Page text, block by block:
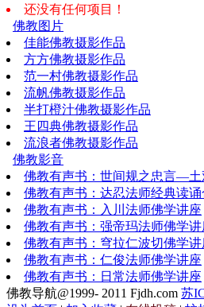
还没有任何项目！
佛教图片
佳能佛教摄影作品
方方佛教摄影作品
范一村佛教摄影作品
流帆佛教摄影作品
半打橙汁佛教摄影作品
王四典佛教摄影作品
流浪者佛教摄影作品
佛教影音
佛教有声书：世间规之忠言—土
佛教有声书：达忍法师经典读
佛教有声书：入川法师佛学讲座
佛教有声书：强帝玛法师佛学讲
佛教有声书：穹拉仁波切佛学讲
佛教有声书：仁俊法师佛学讲座
佛教有声书：日常法师佛学讲座
佛教导航@1999- 2011 Fjdh.com 苏